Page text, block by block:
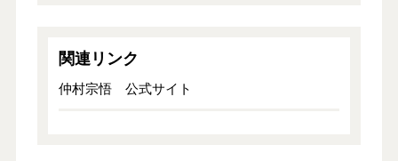
関連リンク
仲村宗悟 公式サイト